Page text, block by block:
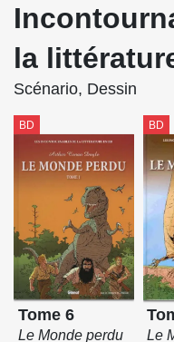
la
Scénario, Dessin
BD
Tome 6
Le Monde perdu
BD
Le